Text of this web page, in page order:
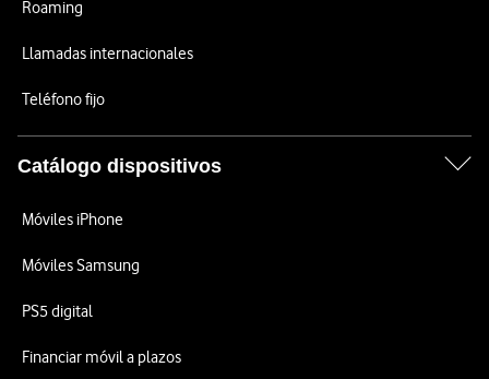
Roaming
Llamadas internacionales
Teléfono fijo
Catálogo dispositivos
Móviles iPhone
Móviles Samsung
PS5 digital
Financiar móvil a plazos